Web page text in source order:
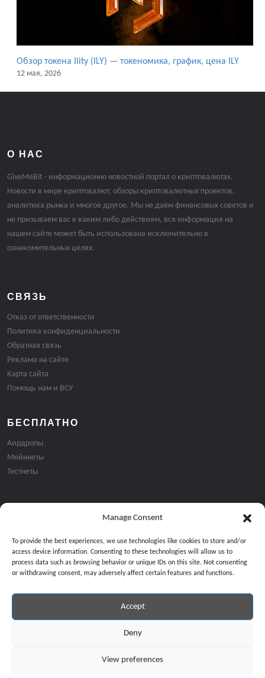
Manage Consent
To provide the best experiences, we use technologies like cookies to store and/or
access device information. Consenting to these technologies will allow us to
process data such as browsing behavior or unique IDs on this site. Not consenting
or withdrawing consent, may adversely affect certain features and functions.
Accept
Deny
View preferences
Обзор токена Ility (ILY) — токеномика, график, цена ILY
12 мая, 2026
О НАС
GiveMeBit - информационно новостной портал о криптовалютах.
Новости в мире криптовалют, обзоры криптовалютных проектов,
аналитика рынка и многое другое. Мы не даём финансовых советов и
не призываем вас к каким либо действиям, вся информация на
нашем сайте может быть использована исключительно в
ознакомительных целях.
СВЯЗЬ
Отказ от ответственности
Политика конфиденциальности
Обратная связь
Реклама на сайте
Карта сайта
Помощь нам и ВСУ
БЕСПЛАТНО
Аирдропы
Мейннеты
Тестнеты
Подписка на email рассылку:
Продолжая, вы соглашаетесь с нашей политикой
Copyright © 2024 All Rights Reserved by